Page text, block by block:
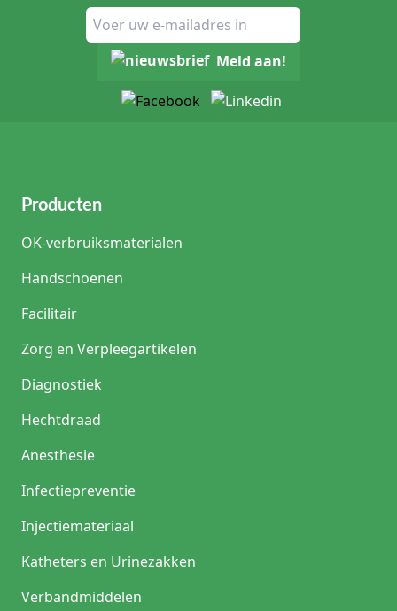
Meld aan!
Producten
OK-verbruiksmaterialen
Handschoenen
Facilitair
Zorg en Verpleegartikelen
Diagnostiek
Hechtdraad
Anesthesie
Infectiepreventie
Injectiemateriaal
Katheters en Urinezakken
Verbandmiddelen